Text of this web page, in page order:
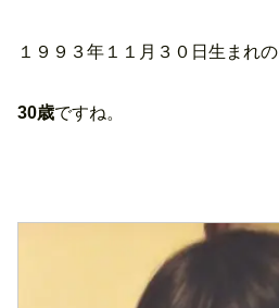
１９９３年１１月３０日生まれの
30歳ですね。